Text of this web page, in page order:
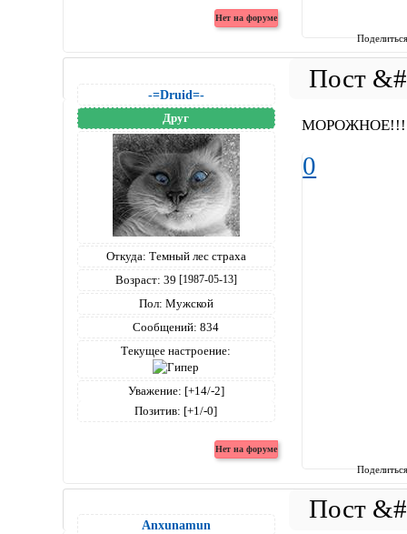
-=Druid=-
Друг
Откуда: Темный лес страха
Возраст: 39 [1987-05-13]
Пол: Мужской
Сообщений: 834
Текущее настроение:
Уважение: [+14/-2]
Позитив: [+1/-0]
0
Anxunamun